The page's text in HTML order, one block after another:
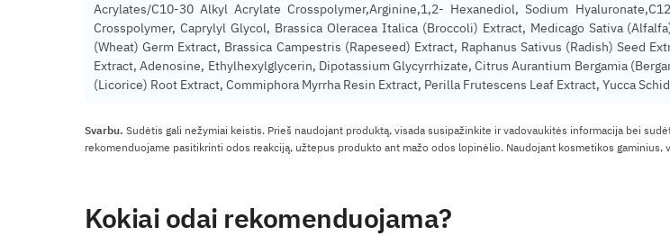
Acrylates/C10-30 Alkyl Acrylate Crosspolymer,Arginine,1,2- Hexanediol, Sodium
Crosspolymer, Caprylyl Glycol, Brassica Oleracea Italica (Broccoli) Extract, Medicago Sativa
(Wheat) Germ Extract, Brassica Campestris (Rapeseed) Extract, Raphanus Sativus (Radish) Seed
Extract, Adenosine, Ethylhexylglycerin, Dipotassium Glycyrrhizate, Citrus Aurantium Bergamia
(Licorice) Root Extract, Commiphora Myrrha Resin Extract, Perilla Frutescens Leaf Extract, Yucca
Svarbu. Sudėtis gali nežymiai keistis. Prieš naudojant produktą, visada susipažinkite ir vadovaukitės informacija bei
rekomenduojame pasitikrinti odos reakciją, užtepus produkto ant mažo odos lopinėlio. Naudojant kosmetikos gaminius,
Kokiai odai rekomenduojama?